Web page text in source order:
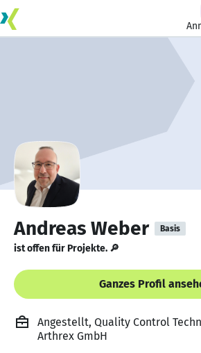
Andreas Weber Basis
ist offen für Projekte. 🔎
Ganzes Profil
Angestellt, Quality Control
Arthrex GmbH